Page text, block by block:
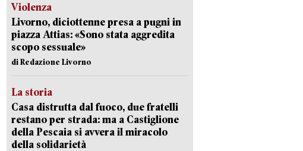
Violenza
Livorno, diciottenne presa a pugni in
piazza Attias: «Sono stata aggredita
scopo sessuale»
di Redazione Livorno
La storia
Casa distrutta dal fuoco, due fratelli
restano per strada: ma a Castiglione
della Pescaia si avvera il miracolo
della solidarietà